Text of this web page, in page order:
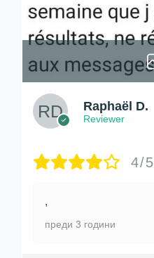
Raphaël D.
Reviewer
4/5
,
преди 3 години